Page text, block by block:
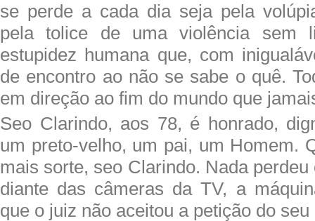
se perde a cada dia seja pela
pela tolice de uma violência sem
estupidez humana que, com
de encontro ao não se sabe o quê.
em direção ao fim do mundo que
Seo Clarindo, aos 78, é honrado,
um preto-velho, um pai, um Homem.
mais sorte, seo Clarindo. Nada
diante das câmeras da TV, a
que o juiz não aceitou a petição do